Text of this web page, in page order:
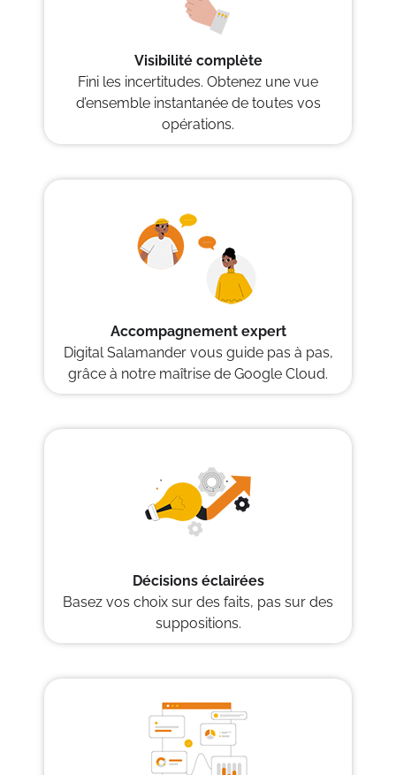
Visibilité complète
Fini les incertitudes. Obtenez une vue
d’ensemble instantanée de toutes vos
opérations.
Accompagnement expert
Digital Salamander vous guide pas à pas,
grâce à notre maîtrise de Google Cloud.
Décisions éclairées
Basez vos choix sur des faits, pas sur des
suppositions.